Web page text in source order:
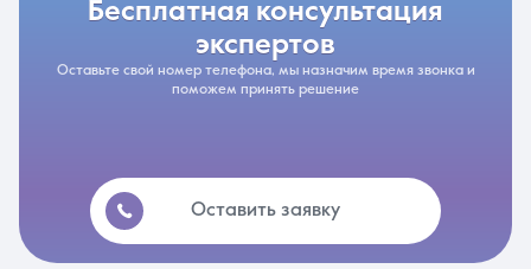
бесплатная консультация
экспертов
Оставьте свой номер телефона, мы назначим время звонка и
поможем принять решение
Оставить заявку